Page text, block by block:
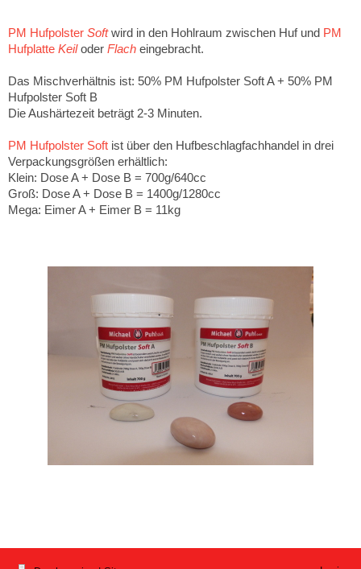
PM Hufpolster Softwird in den Hohlraum zwischen Huf und PM
Hufplatte Keiloder Flach eingebracht.
Das Mischverhältnis ist: 50% PM Hufpolster Soft A + 50% PM
Hufpolster Soft B
Die Aushärtezeit beträgt 2-3 Minuten.
PM Hufpolster Soft ist über den Hufbeschlagfachhandel in drei
Verpackungsgrößen erhältlich:
Klein: Dose A + Dose B = 700g/640cc
Groß: Dose A + Dose B = 1400g/1280cc
Mega: Eimer A + Eimer B = 11kg